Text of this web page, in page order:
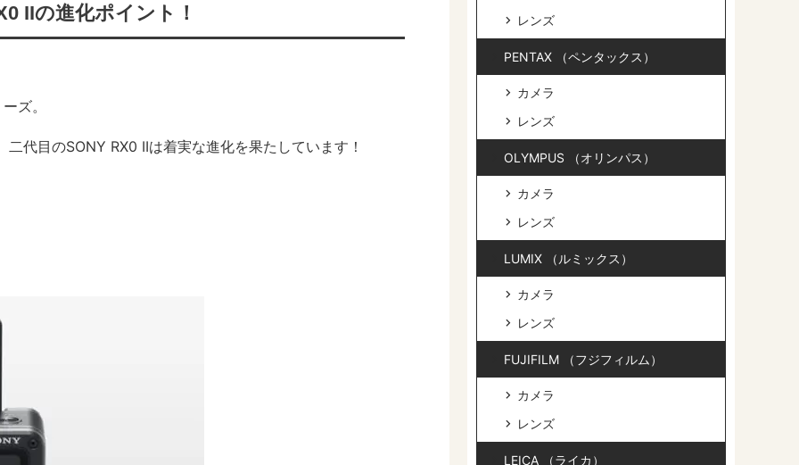
IIの進化ポイント！
ズ。
代目のSONY RX0 IIは着実な進化を果たしています！
レンズ
PENTAX （ペンタックス）
カメラ
レンズ
OLYMPUS （オリンパス）
カメラ
レンズ
LUMIX （ルミックス）
カメラ
レンズ
FUJIFILM （フジフィルム）
カメラ
レンズ
LEICA （ライカ）